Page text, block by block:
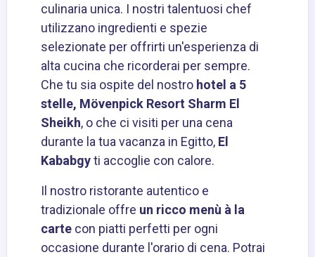
culinaria unica. I nostri talentuosi chef
utilizzano ingredienti e spezie
selezionate per offrirti un'esperienza di
alta cucina che ricorderai per sempre.
Che tu sia ospite del nostro hotel a 5
stelle, Mövenpick Resort Sharm El
Sheikh, o che ci visiti per una cena
durante la tua vacanza in Egitto, El
Kababgyti accoglie con calore.
Il nostro ristorante autentico e
tradizionale offre un ricco menù à la
carte con piatti perfetti per ogni
occasione durante l'orario di cena. Potrai